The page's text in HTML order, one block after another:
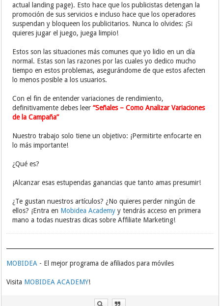
actual landing page). Esto hace que los publicistas detengan la
promoción de sus servicios e incluso hace que los operadores
suspendan y bloqueen los publicitarios. Nunca lo olvides: ¡Si
quieres jugar el juego, juega limpio!
Estos son las situaciones más comunes que yo lidio en un día
normal. Estas son las razones por las cuales yo dedico mucho
tiempo en estos problemas, asegurándome de que estos afecten
lo menos posible a los usuarios.
Con el fin de entender variaciones de rendimiento,
definitivamente debes leer“Señales – Como Analizar Variaciones
de la Campaña”
Nuestro trabajo solo tiene un objetivo: ¡Permitirte enfocarte en
lo más importante!
¿Qué es?
¡Alcanzar esas estupendas ganancias que tanto amas presumir!
¿Te gustan nuestros artículos? ¿No quieres perder ningún de
ellos? ¡Entra en Mobidea Academy y tendrás acceso en primera
mano a todas nuestras dicas sobre Affiliate Marketing!
MOBIDEA - El mejor programa de afiliados para móviles
Visita MOBIDEA ACADEMY!